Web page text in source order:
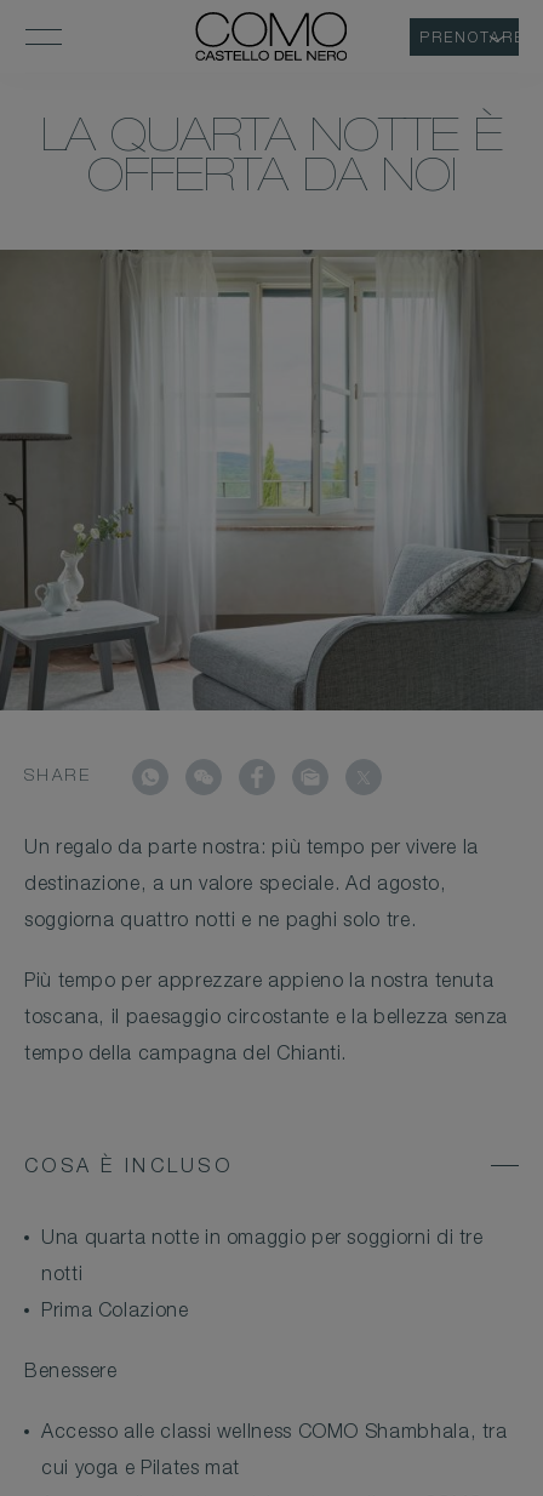
PRENOTARE
LA QUARTA NOTTE È
OFFERTA DA NOI
SHARE
Un regalo da parte nostra: più tempo per vivere la
destinazione, a un valore speciale. Ad agosto,
soggiorna quattro notti e ne paghi solo tre.
Più tempo per apprezzare appieno la nostra tenuta
toscana, il paesaggio circostante e la bellezza senza
tempo della campagna del Chianti.
COSA È INCLUSO
Una quarta notte in omaggio per soggiorni di tre
notti
Prima Colazione
Benessere
Accesso alle classi wellness COMO Shambhala, tra
cui yoga e Pilates mat